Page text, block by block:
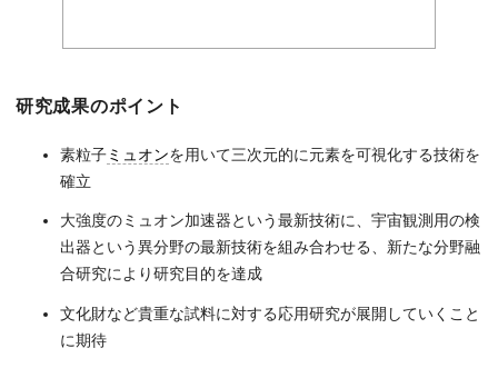
研究成果のポイント
素粒子ミュオンを用いて三次元的に元素を可視化する技術を
確立
大強度のミュオン加速器という最新技術に、宇宙観測用の検
出器という異分野の最新技術を組み合わせる、新たな分野融
合研究により研究目的を達成
文化財など貴重な試料に対する応用研究が展開していくこと
に期待